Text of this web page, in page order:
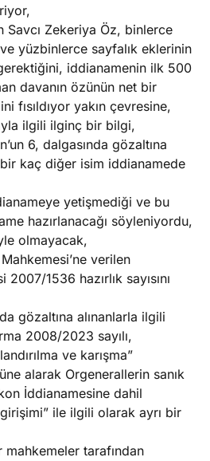
Savcı Zekeriya Öz, binlerce
yüzbinlerce sayfalık eklerinin
iddianamenin ilk 500
davanın özünün net bir
fısıldıyor yakın çevresine,
ilgili ilginç bir bilgi,
6, dalgasında gözaltına
kaç diğer isim iddianamede
yetişmediği ve bu
hazırlanacağı söyleniyordu,
olmayacak,
verilen
1536 hazırlık sayısını
gözaltına alınanlarla ilgili
2008/2023 sayılı,
ve karışma”
alarak Orgenerallerin sanık
İddianamesine dahil
ile ilgili olarak ayrı bir
tarafından